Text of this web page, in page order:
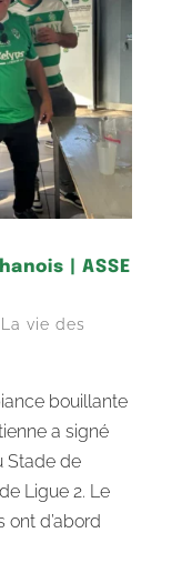
| ASSE
La vie des
bouillante
a signé
Stade de
Ligue 2. Le
ont d’abord